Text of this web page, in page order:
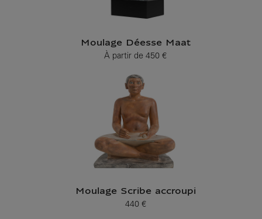
Moulage Déesse Maat
À partir dePrix ​​actuel
450 €
Moulage Scribe accroupi
Prix ​​actuel
440 €